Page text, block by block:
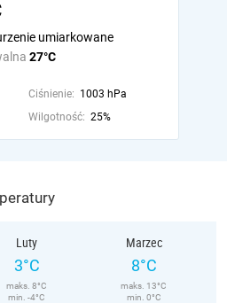
27°C
umiarkowane
Ciśnienie: 1003 hPa
Wilgotność: 25%
Luty
3°C
maks. 8°C
min. -4°C
Marzec
8°C
maks. 13°C
min. 0°C